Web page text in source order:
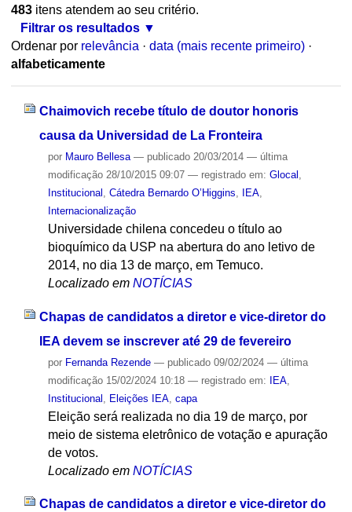
483itens atendem ao seu critério.
Filtrar os resultados
Ordenar por relevância · data (mais recente primeiro) ·
alfabeticamente
Chaimovich recebe título de doutor honoris
causa da Universidad de La Fronteira
por Mauro Bellesa — publicado20/03/2014 — última
modificação28/10/2015 09:07 — registrado em: Glocal
Institucional
Cátedra Bernardo O’Higgins IEA,
Internacionalização
Universidade chilena concedeu o título ao
bioquímico da USP na abertura do ano letivo de
2014, no dia 13 de março, em Temuco.
Localizado em NOTÍCIAS
Chapas de candidatos a diretor e vice-diretor do
IEA devem se inscrever até 29 de fevereiro
por Fernanda Rezende — publicado09/02/2024 — última
modificação15/02/2024 10:18 — registrado em: IEA,
Institucional
Eleições IEA, capa
Eleição será realizada no dia 19 de março, por
meio de sistema eletrônico de votação e apuração
de votos.
Localizado em NOTÍCIAS
Chapas de candidatos a diretor e vice-diretor do